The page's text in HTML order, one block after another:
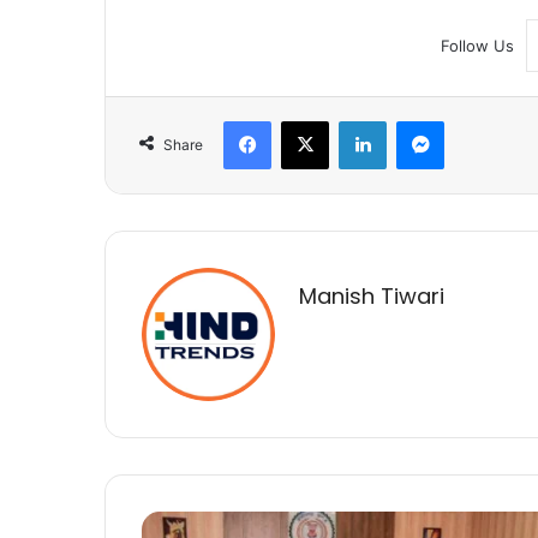
Follow Us
Share
Facebook
X LinkedInMessenger
Manish Tiwari
कलेक्टर